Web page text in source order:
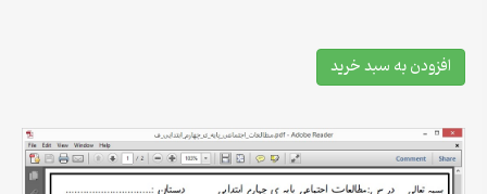
افزودن به سبد خرید